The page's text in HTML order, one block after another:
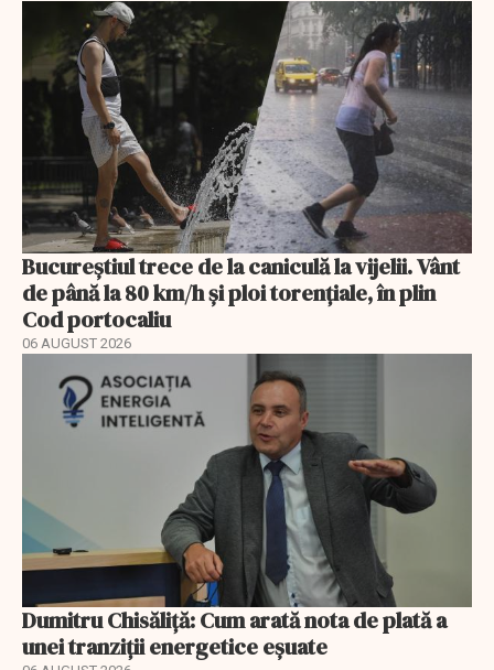
Bucureștiul trece de la caniculă la vijelii. Vânt
de până la 80 km/h și ploi torențiale, în plin
Cod portocaliu
06 AUGUST 2026
Dumitru Chisăliță: Cum arată nota de plată a
unei tranziții energetice eșuate